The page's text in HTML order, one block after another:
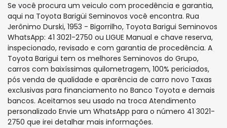
Se você procura um veiculo com procedência e garantia,
aqui na Toyota Barigüi Seminovos você encontra. Rua
Jerônimo Durski, 1953 - Bigorrilho, Toyota Barigui Seminovos
WhatsApp: 41 3021-2750 ou LIGUE Manual e chave reserva,
inspecionado, revisado e com garantia de procedência. A
Toyota Barigui tem os melhores Seminovos do Grupo,
carros com baixíssimas quilometragem, 100% periciados,
pós venda de qualidade e aparência de carro novo Taxas
exclusivas para financiamento no Banco Toyota e demais
bancos. Aceitamos seu usado na troca Atendimento
personalizado Envie um WhatsApp para o número 41 3021-
2750 que irei detalhar mais informações.